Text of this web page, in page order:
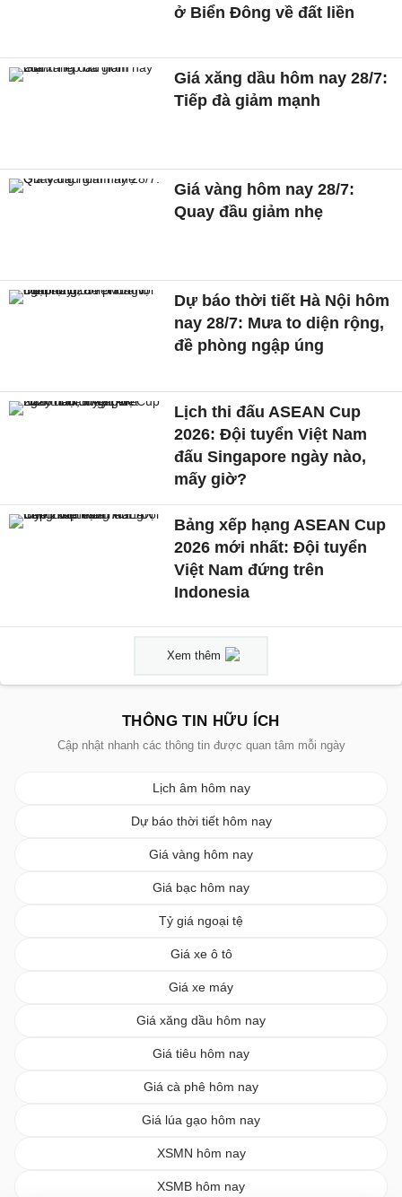
ở Biển Đông về đất liền
Giá xăng dầu hôm nay 28/7:
Tiếp đà giảm mạnh
Giá vàng hôm nay 28/7:
Quay đầu giảm nhẹ
Dự báo thời tiết Hà Nội hôm
nay 28/7: Mưa to diện rộng,
đề phòng ngập úng
Lịch thi đấu ASEAN Cup
2026: Đội tuyển Việt Nam
đấu Singapore ngày nào,
mấy giờ?
Bảng xếp hạng ASEAN Cup
2026 mới nhất: Đội tuyển
Việt Nam đứng trên
Indonesia
Xem thêm
THÔNG TIN HỮU ÍCH
Cập nhật nhanh các thông tin được quan tâm mỗi ngày
Lịch âm hôm nay
Dự báo thời tiết hôm nay
Giá vàng hôm nay
Giá bạc hôm nay
Tỷ giá ngoại tệ
Giá xe ô tô
Giá xe máy
Giá xăng dầu hôm nay
Giá tiêu hôm nay
Giá cà phê hôm nay
Giá lúa gạo hôm nay
XSMN hôm nay
XSMB hôm nay